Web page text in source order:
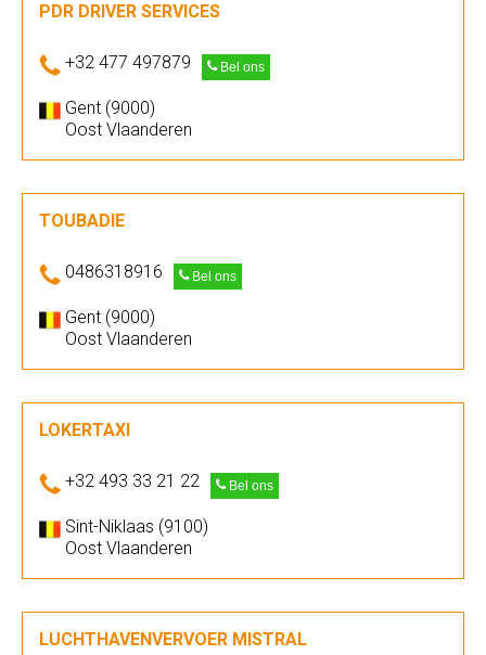
PDR DRIVER SERVICES
+32 477 497879 Bel ons
Gent (9000)
Oost Vlaanderen
TOUBADIE
0486318916 Bel ons
Gent (9000)
Oost Vlaanderen
LOKERTAXI
+32 493 33 21 22 Bel ons
Sint-Niklaas (9100)
Oost Vlaanderen
LUCHTHAVENVERVOER MISTRAL